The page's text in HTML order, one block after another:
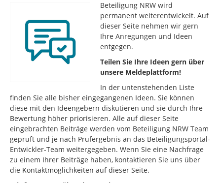
Beteiligung NRW wird
permanent weiterentwickelt. Auf
dieser Seite nehmen wir gern
Ihre Anregungen und Ideen
entgegen.
Teilen Sie Ihre Ideen gern über
unsere Meldeplattform!
In der untenstehenden Liste
finden Sie alle bisher eingegangenen Ideen. Sie können
diese mit den Ideengebern diskutieren und sie durch Ihre
Bewertung höher priorisieren. Alle auf dieser Seite
eingebrachten Beiträge werden vom Beteiligung NRW Team
geprüft und je nach Prüfergebnis an das Beteiligungsportal-
Entwickler-Team weitergegeben. Wenn Sie eine Nachfrage
zu einem Ihrer Beiträge haben, kontaktieren Sie uns über
die Kontaktmöglichkeiten auf dieser Seite.